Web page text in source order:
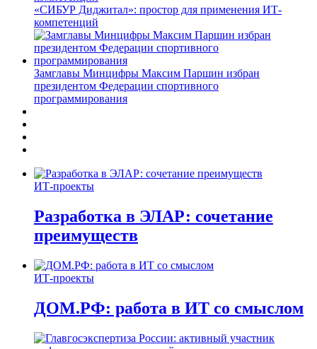
«СИБУР Диджитал»: простор для применения ИТ-
компетенций
Замглавы Минцифры Максим Паршин избран
президентом Федерации спортивного
программирования
ИТ-проекты
Разработка в ЭЛАР: сочетание
преимуществ
ИТ-проекты
ДОМ.РФ: работа в ИТ со смыслом